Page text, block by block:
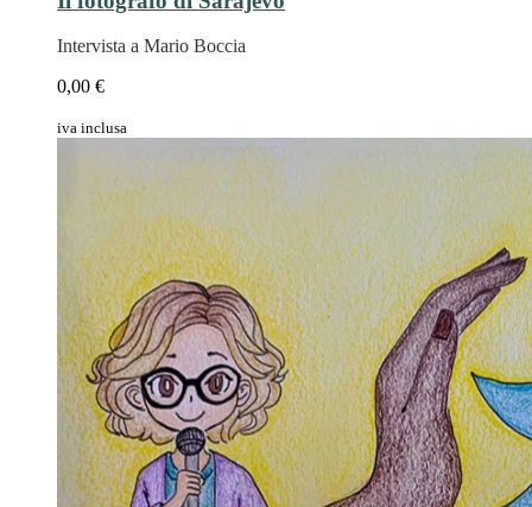
Intervista a Mario Boccia
0,00 €
iva inclusa